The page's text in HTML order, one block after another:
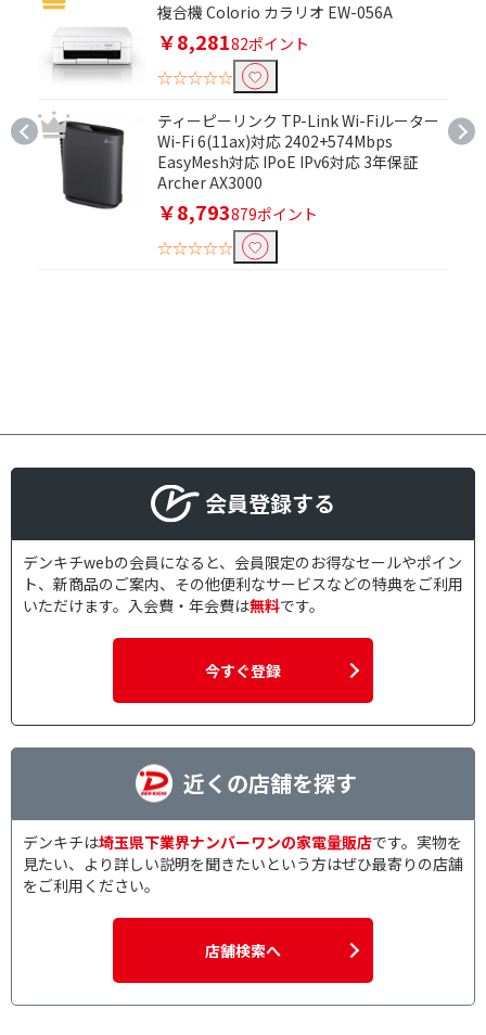
通信方式(タブレット)で絞り込む
Wi-Fiモデル
ストレージで絞り込む
128GB～
32GB～
16GB～
64GB
種別で絞り込む
マウス
キーボード
キーボード・マウスセ
ット
モニター種類(液晶ディスプレイ)で絞り込む
ゲーミング
モニターサイズで絞り込む
27インチ～28インチ未
満
満
解像度で絞り込む
複合機 Colorio カラリオ EW-056A
￥8,28182ポイント
☆☆☆☆☆
ティーピーリンク TP-Link Wi-Fiルーター
Wi-Fi 6(11ax)対応 2402+574Mbps
EasyMesh対応 IPoE IPv6対応 3年保証
Archer AX3000
￥8,793879ポイント
☆☆☆☆☆
会員登録する
デンキチwebの会員になると、会員限定のお得なセールやポイン
ト、新商品のご案内、その他便利なサービスなどの特典をご利用
いただけます。入会費・年会費は無料です。
今すぐ登録
近くの店舗を探す
デンキチは埼玉県下業界ナンバーワンの家電量販店です。実物を
見たい、より詳しい説明を聞きたいという方はぜひ最寄りの店舗
をご利用ください。
店舗検索へ